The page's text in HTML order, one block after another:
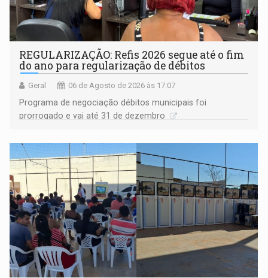
REGULARIZAÇÃO: Refis 2026 segue até o fim
do ano para regularização de débitos
Geral 06 de Agosto de 2026 às 17:07
Programa de negociação débitos municipais foi
prorrogado e vai até 31 de dezembro